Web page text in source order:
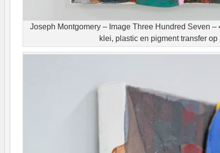
Joseph Montgomery – Image Three Hundred Seven
klei, plastic en pigment transfer